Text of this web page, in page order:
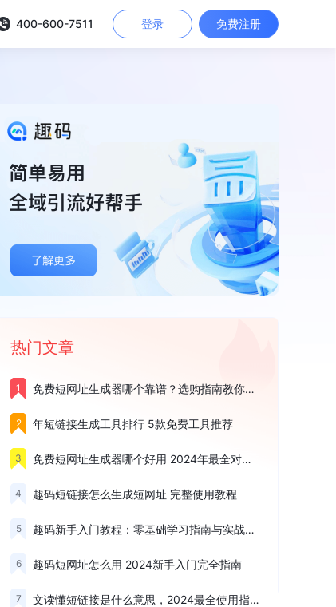
400-600-7511 登录 免费注册
热门文章
1 免费短网址生成器哪个靠谱？选购指南教你轻松选对
2 年短链接生成工具排行 5款免费工具推荐
3 免费短网址生成器哪个好用 2024年最全对比测评
4 趣码短链接怎么生成短网址 完整使用教程
5 趣码新手入门教程：零基础学习指南与实战技巧
6 趣码短网址怎么用 2024新手入门完全指南
7 文读懂短链接是什么意思，2024最全使用指南